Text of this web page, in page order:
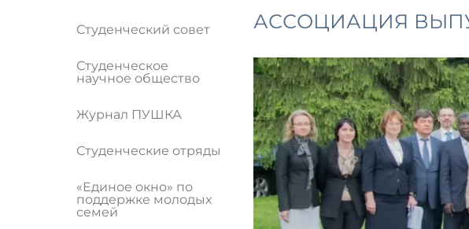
Студенческий совет
Студенческое
научное общество
Журнал ПУШКА
Студенческие отряды
«Единое окно» по
поддержке молодых
семей
АССОЦИАЦИЯ